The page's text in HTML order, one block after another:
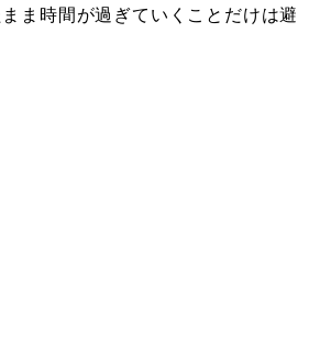
ま時間が過ぎていくことだけは避